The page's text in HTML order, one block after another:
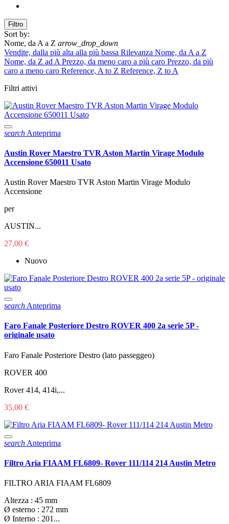
Filtro
Sort by:
Nome, da A a Z arrow_drop_down
Vendite, dalla più alta alla più bassa Rilevanza Nome, da A a Z
Nome, da Z ad A Prezzo, da meno caro a più caro Prezzo, da più
caro a meno caro Reference, A to Z Reference, Z to A
Filtri attivi
search Anteprima
Austin Rover Maestro TVR Aston Martin Virage Modulo
Accensione 650011 Usato
Austin Rover Maestro TVR Aston Martin Virage Modulo
Accensione
per
AUSTIN...
27,00 €
Nuovo
search Anteprima
Faro Fanale Posteriore Destro ROVER 400 2a serie 5P -
originale usato
Faro Fanale Posteriore Destro (lato passeggeo)
ROVER 400
Rover 414, 414i,...
35,00 €
search Anteprima
Filtro Aria FIAAM FL6809- Rover 111/114 214 Austin Metro
FILTRO ARIA FIAAM FL6809
Altezza : 45 mm
Ø esterno : 272 mm
Ø Interno : 201...